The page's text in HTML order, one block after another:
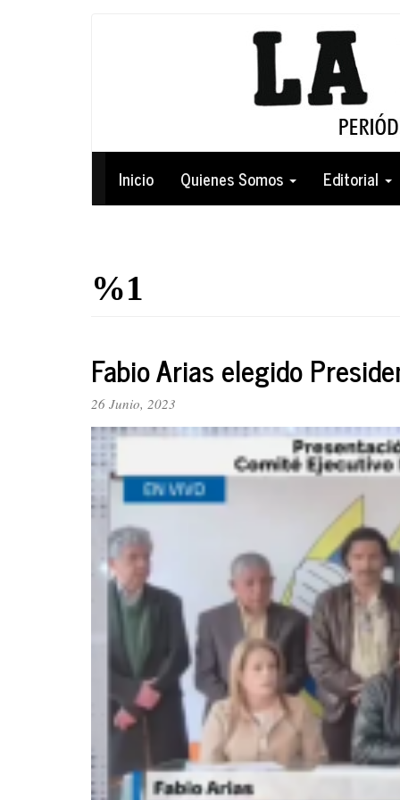
Navegación
principal
Inicio Quienes Somos Editorial
%1
Fabio Arias elegido
26 Junio, 2023